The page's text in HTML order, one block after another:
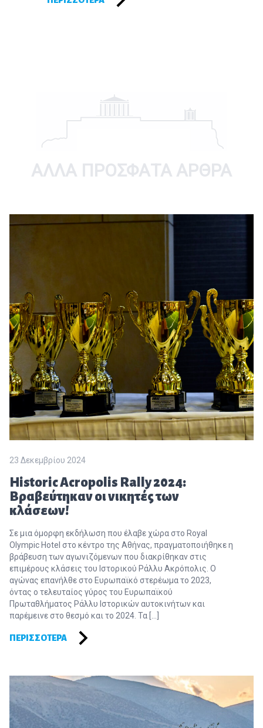
ΑΛΛΑ ΠΡΟΣΦΑΤΑ ΑΡΘΡΑ
23 Δεκεμβρίου 2024
Historic Acropolis Rally 2024:
Βραβεύτηκαν οι νικητές των
κλάσεων!
Σε μια όμορφη εκδήλωση που έλαβε χώρα στο Royal
Olympic Hotel στο κέντρο της Αθήνας, πραγματοποιήθηκε η
βράβευση των αγωνιζόμενων που διακρίθηκαν στις
επιμέρους κλάσεις του Ιστορικού Ράλλυ Ακρόπολις. Ο
αγώνας επανήλθε στο Ευρωπαϊκό στερέωμα το 2023,
όντας ο τελευταίος γύρος του Ευρωπαϊκού
Πρωταθλήματος Ράλλυ Ιστορικών αυτοκινήτων και
παρέμεινε στο θεσμό και το 2024. Τα […]
ΠΕΡΙΣΣΌΤΕΡΑ